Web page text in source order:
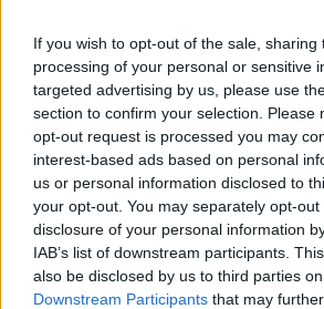
If you wish to opt-out of the sale, sharing
processing of your personal or sensitive
targeted advertising by us, please use
section to confirm your selection. Please
opt-out request is processed you may
interest-based ads based on personal
us or personal information disclosed to
your opt-out. You may separately opt-
disclosure of your personal information
IAB’s list of downstream participants.
also be disclosed by us to third parties
Downstream Participants that may
Dwa obrazy
Prometeusz. Rozważ
na kształtowanie
cierpienie każdego z
bohaterów. Uzasadnij
stanowisko. W